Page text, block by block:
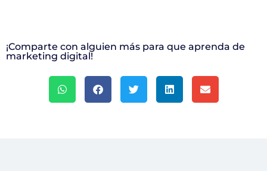
¡Comparte con alguien más para que aprenda de
marketing digital!